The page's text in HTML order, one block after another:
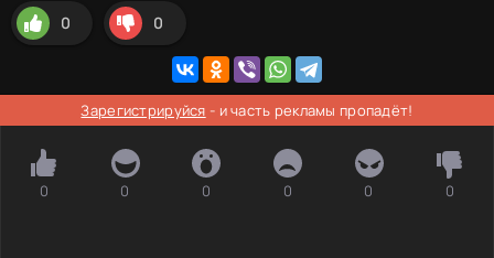
0 0
Зарегистрируйся - и часть рекламы пропадёт!
0 0 0 0 0 0